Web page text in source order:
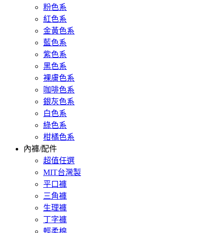
粉色系
紅色系
金黃色系
藍色系
紫色系
黑色系
裸膚色系
咖啡色系
銀灰色系
白色系
綠色系
柑橘色系
內褲/配件
超值任選
MIT台灣製
平口褲
三角褲
生理褲
丁字褲
輕柔棉